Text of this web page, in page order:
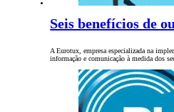
Seis benefícios de
A Eurotux, empresa especializada na
informação e comunicação à medida dos